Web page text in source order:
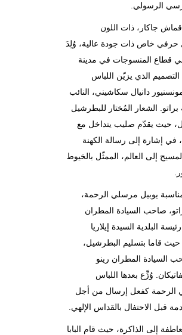
الرسولي.
جاكار، ذات اللون
حرفي خاص ذات جودة عالية، وُلِدَ
المنسوجات في مدينة
التصميم الذي يزيّن اللباس
دانيال سكاشيني، النائب
الشعار المُختار للبطرشيل
حيث يقدّم صليب يتداخل مع
إشارة إلى رسالة الكهنة
إلى العالم، الممثّل بالخيوط
وبمناسبة يوبيل مرسلي الرحمة،
صاحب السيادة المطران
البلدية السيدة إيلاريا
حيث قاما بتسليم البطرشيل،
السيادة المطران رينو
وُزِّع بعدها اللباس
الرحمة كفعل إرسال من أجل
قبل الاحتفال بالقداس الإلهي.
إلى الذاكرة، حيث قام البابا